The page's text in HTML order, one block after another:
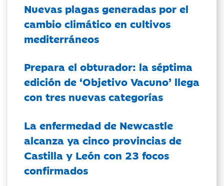
Nuevas plagas generadas por el
cambio climático en cultivos
mediterráneos
Prepara el obturador: la séptima
edición de ‘Objetivo Vacuno’ llega
con tres nuevas categorías
La enfermedad de Newcastle
alcanza ya cinco provincias de
Castilla y León con 23 focos
confirmados